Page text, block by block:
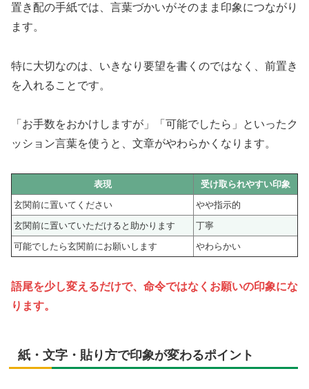
置き配の手紙では、言葉づかいがそのまま印象につながり
ます。
特に大切なのは、いきなり要望を書くのではなく、前置き
を入れることです。
「お手数をおかけしますが」「可能でしたら」といったク
ッション言葉を使うと、文章がやわらかくなります。
表現
受け取られやすい印象
玄関前に置いてください
やや指示的
玄関前に置いていただけると助かります
丁寧
可能でしたら玄関前にお願いします
やわらかい
語尾を少し変えるだけで、命令ではなくお願いの印象にな
ります。
紙・文字・貼り方で印象が変わるポイント